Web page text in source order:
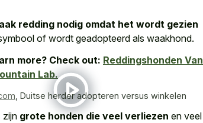
redding nodig omdat het wordt gezien
of wordt geadopteerd als waakhond.
more? Check out: Reddingshonden Van
Lab.
Duitse herder adopteren versus winkelen
zijn grote honden die veel verliezen en veel